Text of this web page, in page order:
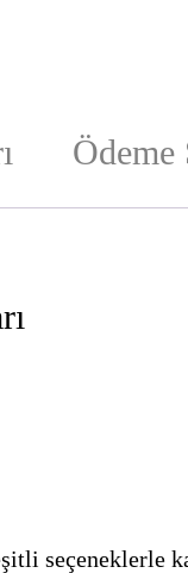
Ödeme
seçeneklerle